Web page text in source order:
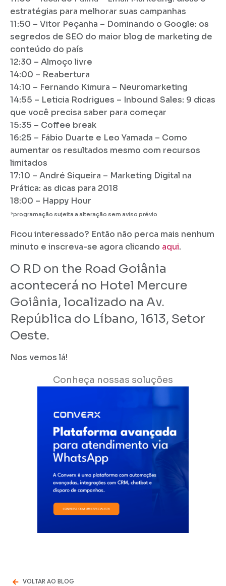
estratégias para melhorar suas campanhas
11:50 – Vitor Peçanha – Dominando o Google: os
segredos de SEO do maior blog de marketing de
conteúdo do país
12:30 – Almoço livre
14:00 – Reabertura
14:10 – Fernando Kimura – Neuromarketing
14:55 – Leticia Rodrigues – Inbound Sales: 9 dicas
que você precisa saber para começar
15:35 – Coffee break
16:25 – Fábio Duarte e Leo Yamada – Como
aumentar os resultados mesmo com recursos
limitados
17:10 – André Siqueira – Marketing Digital na
Prática: as dicas para 2018
18:00 – Happy Hour
*programação sujeita a alteração sem aviso prévio
Ficou interessado? Então não perca mais nenhum
minuto e inscreva-se agora clicando aqui.
O RD on the Road Goiânia
acontecerá no Hotel Mercure
Goiânia, localizado na Av.
República do Líbano, 1613, Setor
Oeste.
Nos vemos lá!
Conheça nossas soluções
VOLTAR AO BLOG